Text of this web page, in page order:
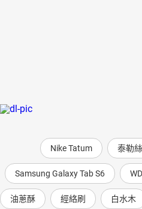
Nike Tatum 泰勒絲
Samsung Galaxy Tab S6
油蔥酥 經絡刷 白水木